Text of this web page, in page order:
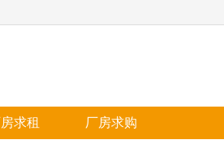
求租 厂房求购